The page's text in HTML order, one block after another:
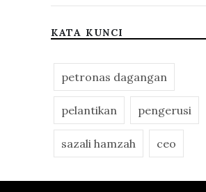
KATA KUNCI
petronas dagangan
pelantikan pengerusi
sazali hamzah ceo